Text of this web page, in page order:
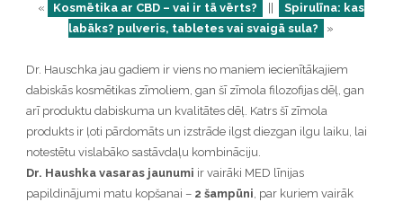
« Kosmētika ar CBD – vai ir tā vērts?
Spirulīna: kas
labāks? pulveris, tabletes vai svaigā sula?
»
Dr. Hauschka jau gadiem ir viens no maniem iecienītākajiem
dabiskās kosmētikas zīmoliem, gan šī zīmola filozofijas dēļ, gan
arī produktu dabiskuma un kvalitātes dēļ. Katrs šī zīmola
produkts ir ļoti pārdomāts un izstrāde ilgst diezgan ilgu laiku, lai
notestētu vislabāko sastāvdaļu kombināciju.
Dr. Haushka vasaras jaunumi ir vairāki MED līnijas
papildinājumi matu kopšanai – 2 šampūni, par kuriem vairāk